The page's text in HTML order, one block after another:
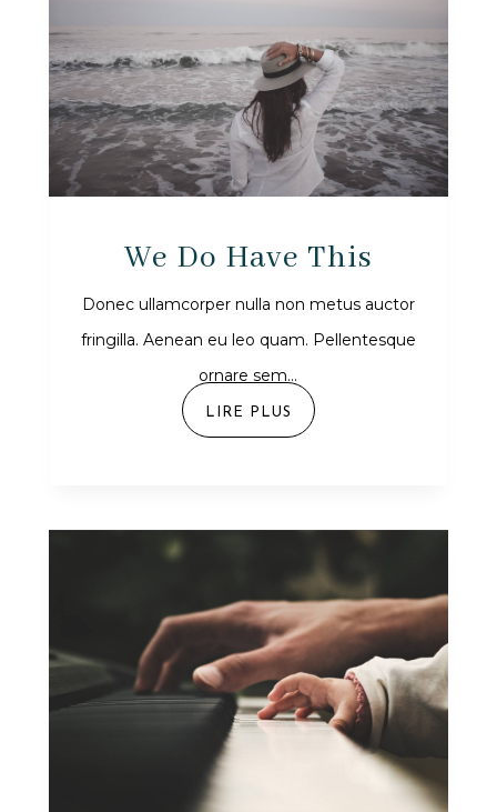
We Do Have This
Donec ullamcorper nulla non metus auctor
fringilla. Aenean eu leo quam. Pellentesque
ornare sem...
LIRE PLUS